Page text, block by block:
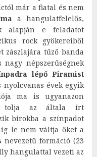
már a fiatal és nem
a hangulatfelelős,
alapján e feladatot
rock gyökereiből
zászlajára tűző banda
népszerűségnek
lépő Piramist
nyolcvanas évek egyik
ma is ugyanazon
tolja az általa írt
birokba a színpadot
le nem váltja őket a
nevezetű formáció (23
hangulattal vezeti az